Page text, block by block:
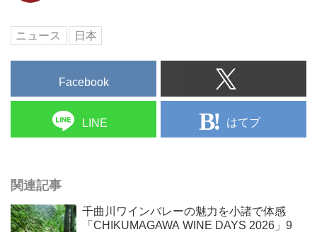
ニュース 日本
Facebook
LINE はてブ
関連記事
千曲川ワインバレーの魅力を小諸で体感
「CHIKUMAGAWA WINE DAYS 2026」9